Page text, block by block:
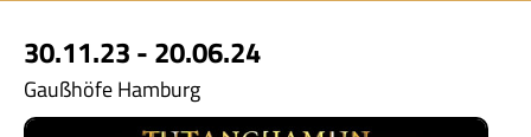
30.11.23 - 20.06.24
Gaußhöfe Hamburg